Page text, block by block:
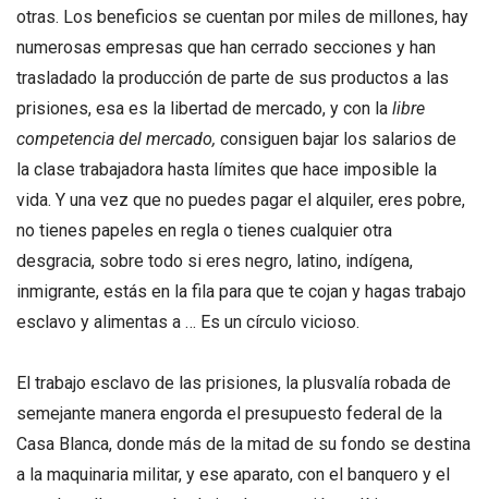
otras. Los beneficios se cuentan por miles de millones, hay
numerosas empresas que han cerrado secciones y han
trasladado la producción de parte de sus productos a las
prisiones, esa es la libertad de mercado, y con la libre
competencia del mercado, consiguen bajar los salarios de
la clase trabajadora hasta límites que hace imposible la
vida. Y una vez que no puedes pagar el alquiler, eres pobre,
no tienes papeles en regla o tienes cualquier otra
desgracia, sobre todo si eres negro, latino, indígena,
inmigrante, estás en la fila para que te cojan y hagas trabajo
esclavo y alimentas a … Es un círculo vicioso.
El trabajo esclavo de las prisiones, la plusvalía robada de
semejante manera engorda el presupuesto federal de la
Casa Blanca, donde más de la mitad de su fondo se destina
a la maquinaria militar, y ese aparato, con el banquero y el